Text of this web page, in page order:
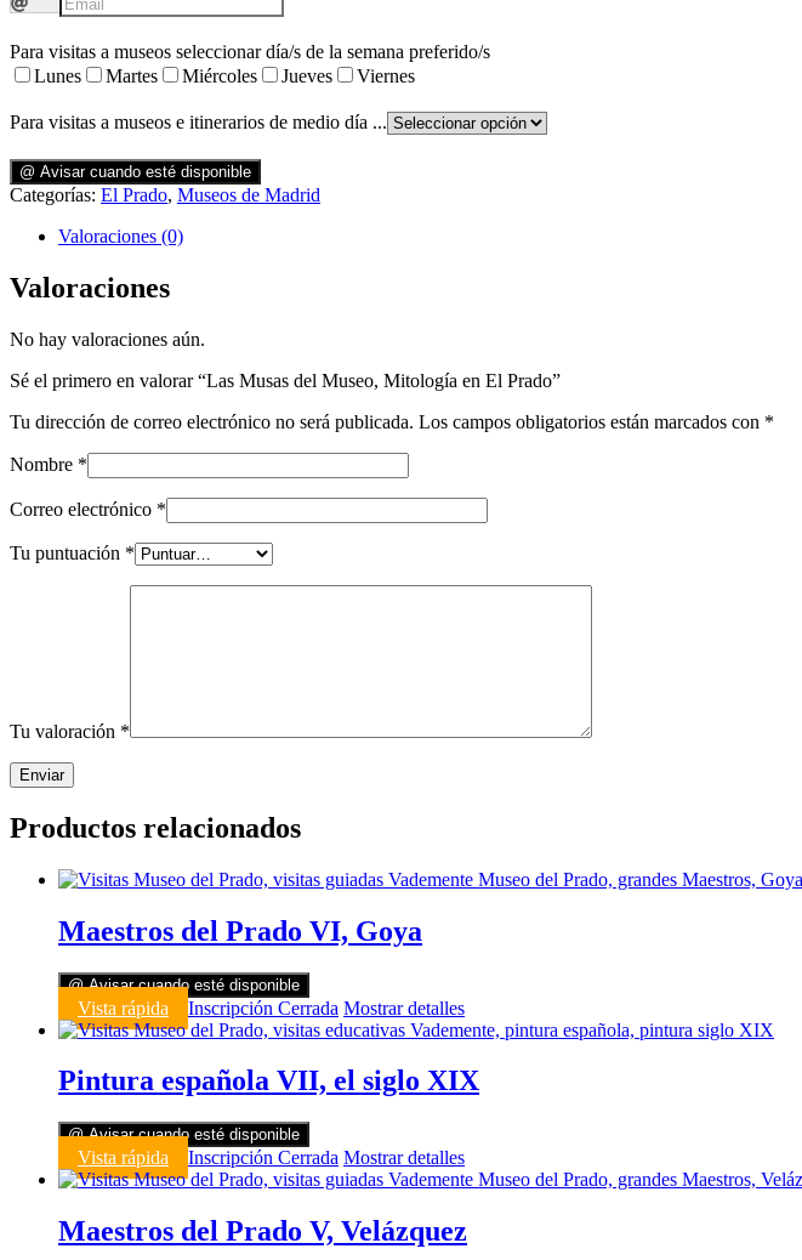
Para visitas a museos seleccionar día/s de la semana preferido/s
Lunes
Martes Miércoles Jueves Viernes
Para visitas a museos e itinerarios de medio día ...
@ Avisar cuando esté disponible
Categorías: El Prado, Museos de Madrid
Valoraciones (0)
Valoraciones
No hay valoraciones aún.
Sé el primero en valorar “Las Musas del Museo, Mitología en El Prado”
Tu dirección de correo electrónico no será publicada. Los campos obligatorios están marcados con *
Nombre *
Correo electrónico *
Tu puntuación *
Tu valoración *
Productos relacionados
Maestros del Prado VI, Goya
@ Avisar cuando esté disponible
Vista rápida Inscripción Cerrada Mostrar detalles
Pintura española VII, el siglo XIX
@ Avisar cuando esté disponible
Vista rápida Inscripción Cerrada Mostrar detalles
Maestros del Prado V, Velázquez